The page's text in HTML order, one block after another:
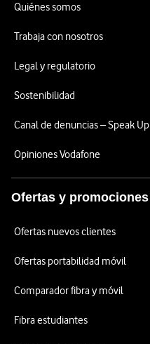
Quiénes somos
Trabaja con nosotros
Legal y regulatorio
Sostenibilidad
Canal de denuncias – Speak Up
Opiniones Vodafone
Ofertas y promociones
Ofertas nuevos clientes
Ofertas portabilidad móvil
Comparador fibra y móvil
Fibra estudiantes